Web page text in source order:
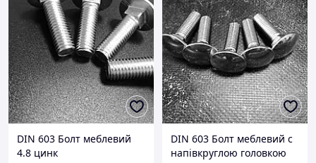
DIN 603 Болт меблевий
4.8 цинк
DIN 603 Болт меблевий с
напівкруглою головкою